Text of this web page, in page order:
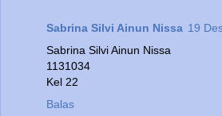
Sabrina Silvi Ainun Nissa 19
Sabrina Silvi Ainun Nissa
1131034
Kel 22
Balas